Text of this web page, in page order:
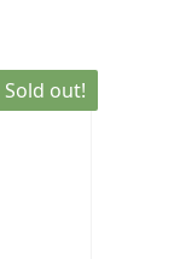
Sold out!